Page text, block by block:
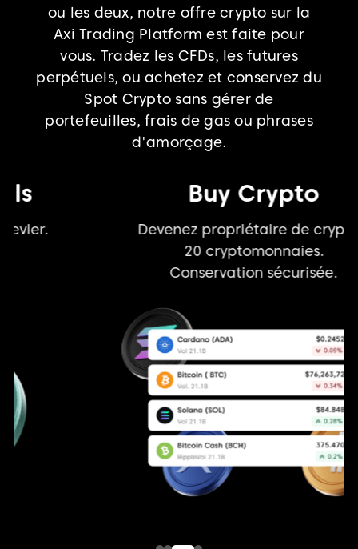
ou les deux, notre offre crypto sur la
Axi Trading Platform est faite pour
vous. Tradez les CFDs, les futures
perpétuels, ou achetez et conservez du
Spot Crypto sans gérer de
portefeuilles, frais de gas ou phrases
d'amorçage.
Buy Crypto
Devenez propriétaire de cryptos.
20 cryptomonnaies.
Conservation sécurisée.